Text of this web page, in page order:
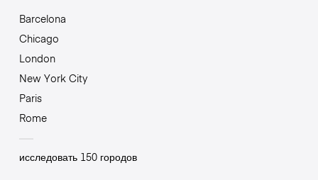
Barcelona
Chicago
London
New York City
Paris
Rome
исследовать 150 городов